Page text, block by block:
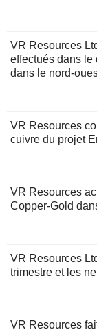
VR Resources
effectués dans le
dans le nord-
VR Resources
cuivre du projet
VR Resources
Copper-Gold
VR Resources
trimestre et les
VR Resources